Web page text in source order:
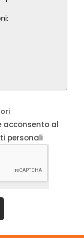
acconsento al
personali